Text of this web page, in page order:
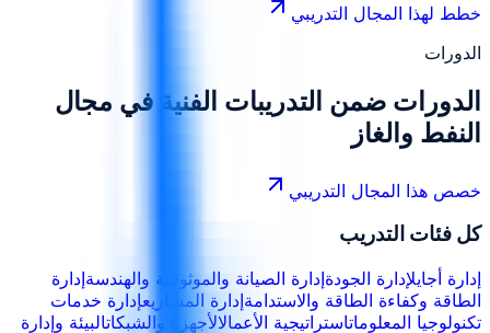
خطط لهذا المجال التدريبي
الدورات
الدورات ضمن التدريبات الفنية في مجال
النفط والغاز
خصص هذا المجال التدريبي
كل فئات التدريب
إدارة أجايلإدارة الجودةإدارة الصيانة والموثوقية والهندسةإدارة
الطاقة وكفاءة الطاقة والاستدامةإدارة المشاريعإدارة خدمات
تكنولوجيا المعلوماتاستراتيجية الأعمالالأجهزة والشبكاتالبيئة وإدارة